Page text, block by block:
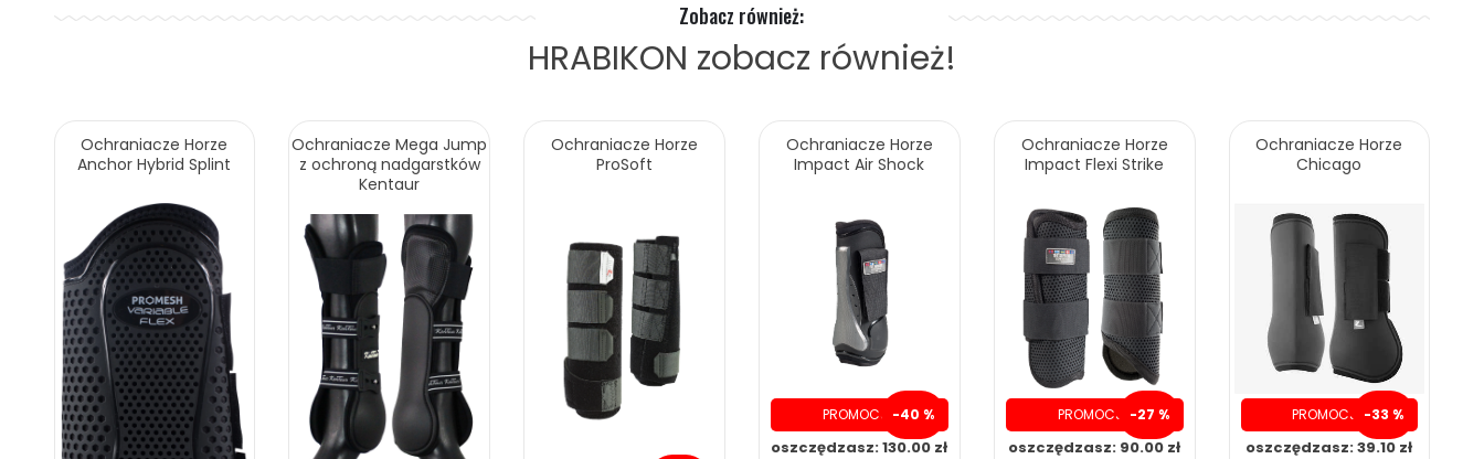
Zobacz również:
HRABIKON zobacz również!
Ochraniacze Horze
Anchor Hybrid Splint
Ochraniacze Mega Jump
z ochroną nadgarstków
Kentaur
Ochraniacze Horze
ProSoft
Ochraniacze Horze
Impact Air Shock
PROMOCJA-40 %
oszczędzasz: 130.00 zł
Ochraniacze Horze
Impact Flexi Strike
PROMOCJA-27 %
oszczędzasz: 90.00 zł
Ochraniacze Horze
Chicago
PROMOCJA-33 %
oszczędzasz: 39.10 zł